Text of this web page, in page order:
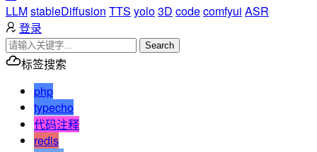
LLMstableDiffusion TTS yolo3D codecomfyui ASR
登录
Search
标签搜索
php
typecho
代码注释
redis